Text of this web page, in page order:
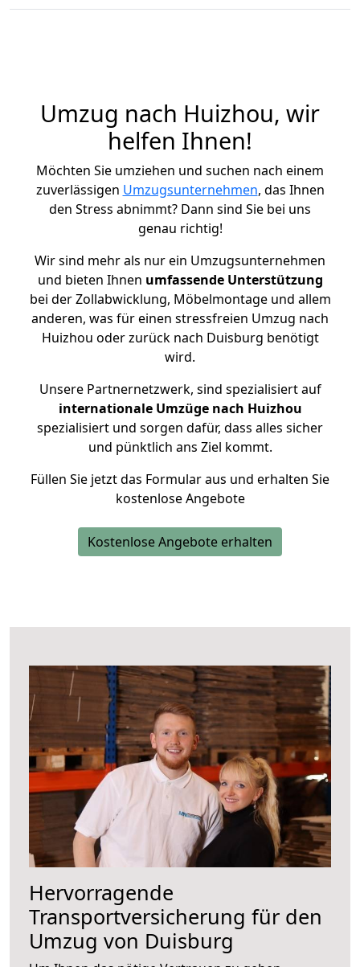
Umzug nach Huizhou, wir
helfen Ihnen!
Möchten Sie umziehen und suchen nach einem
zuverlässigen Umzugsunternehmen, das Ihnen
den Stress abnimmt? Dann sind Sie bei uns
genau richtig!
Wir sind mehr als nur ein Umzugsunternehmen
und bieten Ihnen umfassende Unterstützung
bei der Zollabwicklung, Möbelmontage und allem
anderen, was für einen stressfreien Umzug nach
Huizhou oder zurück nach Duisburg benötigt
wird.
Unsere Partnernetzwerk, sind spezialisiert auf
internationale Umzüge nach Huizhou
spezialisiert und sorgen dafür, dass alles sicher
und pünktlich ans Ziel kommt.
Füllen Sie jetzt das Formular aus und erhalten Sie
kostenlose Angebote
Kostenlose Angebote erhalten
Hervorragende
Transportversicherung für den
Umzug von Duisburg